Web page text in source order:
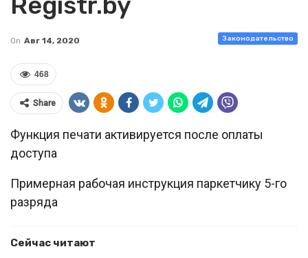
Законодательство
On Авг 14, 2020
468
Share
Функция печати активируется после оплаты
доступа
Примерная рабочая инструкция паркетчику 5-го
разряда
Сейчас читают